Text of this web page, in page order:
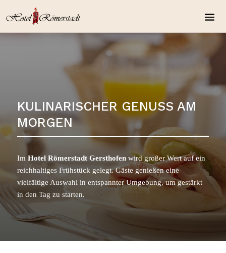
KULINARISCHER GENUSS AM
MORGEN
ImHotel Römerstadt Gersthofenwird großer Wert auf ein
reichhaltiges Frühstück gelegt. Gäste genießen eine
vielfältige Auswahl in entspannter Umgebung, um gestärkt
in den Tag zu starten.